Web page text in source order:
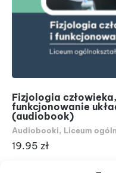
Fizjologia
funkcjonowanie
(audiobook)
Audiobooki, Liceum
19.95 zł